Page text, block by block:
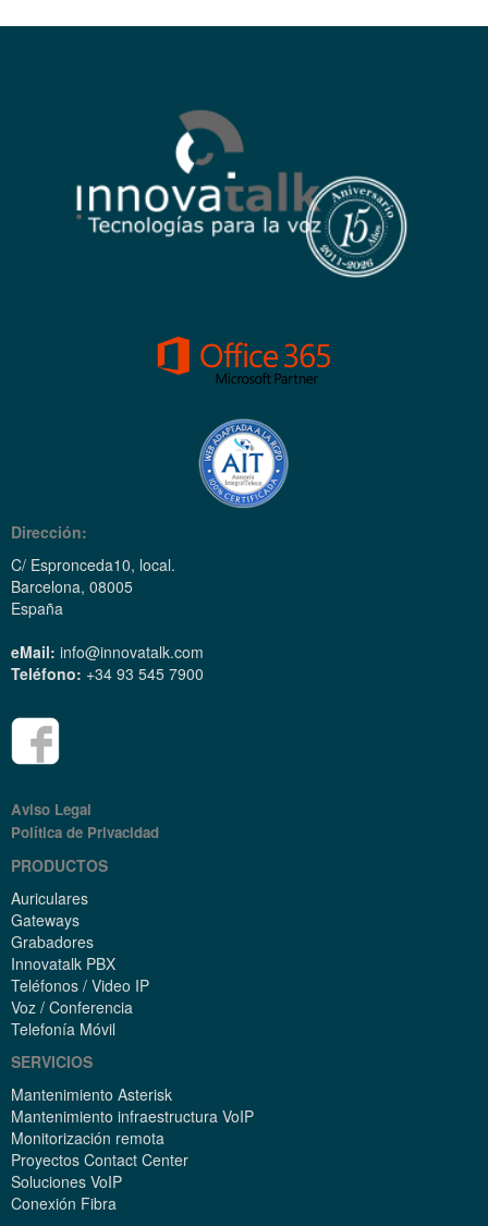
Dirección:
C/ Espronceda10, local.
Barcelona, 08005
España
eMail: info@innovatalk.com
Teléfono: +34 93 545 7900
Aviso Legal
Política de Privacidad
PRODUCTOS
Auriculares
Gateways
Grabadores
Innovatalk PBX
Teléfonos / Video IP
Voz / Conferencia
Telefonía Móvil
SERVICIOS
Mantenimiento Asterisk
Mantenimiento infraestructura VoIP
Monitorización remota
Proyectos Contact Center
Soluciones VoIP
Conexión Fibra